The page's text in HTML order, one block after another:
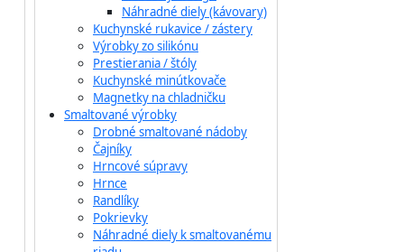
Náhradné diely (kávovary)
Kuchynské rukavice / zástery
Výrobky zo silikónu
Prestierania / štóly
Kuchynské minútkovače
Magnetky na chladničku
Smaltované výrobky
Drobné smaltované nádoby
Čajníky
Hrncové súpravy
Hrnce
Randlíky
Pokrievky
Náhradné diely k smaltovanému